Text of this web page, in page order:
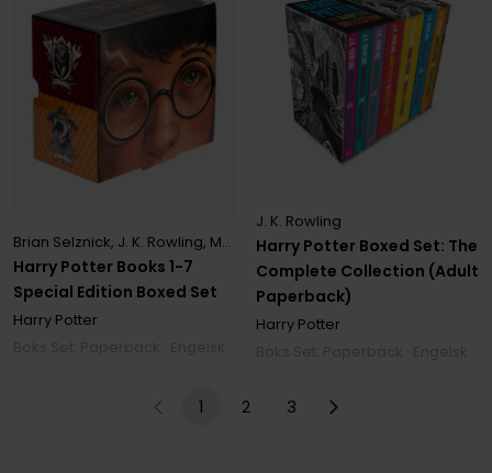
Harry Potter Books 1-7
Special Edition Boxed Set
Brian Selznick, J. K. Rowling, Mary Grandpre
Harry Potter
Harry Potter Boxed Set: The
Complete Collection (Adult
Paperback)
J. K. Rowling
Harry Potter
1 2 3